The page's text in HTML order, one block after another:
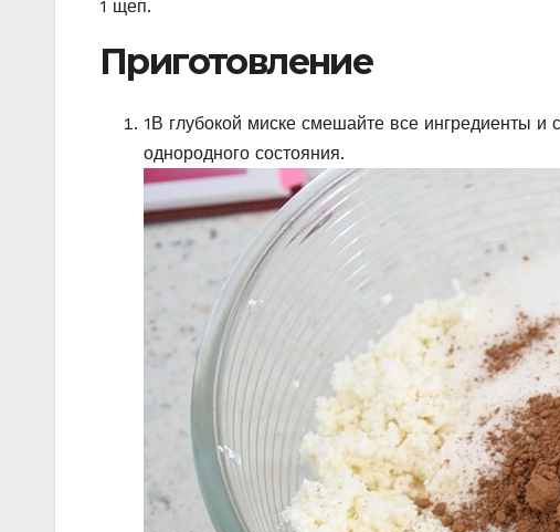
1 щеп.
Приготовление
1В глубокой миске смешайте все ингредиенты
однородного состояния.